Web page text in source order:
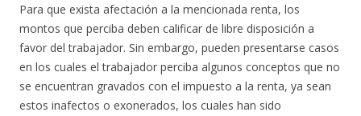
Para que exista afectación a la mencionada renta, los
montos que perciba deben calificar de libre disposición a
favor del trabajador. Sin embargo, pueden presentarse casos
en los cuales el trabajador perciba algunos conceptos que no
se encuentran gravados con el impuesto a la renta, ya sean
estos inafectos o exonerados, los cuales han sido